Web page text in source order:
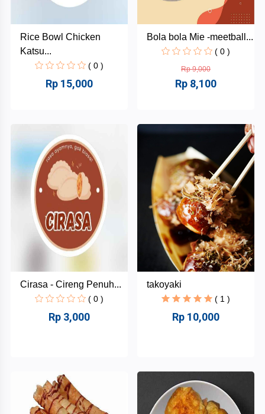
Rice Bowl Chicken
Katsu...
( 0 )
Rp 15,000
Bola bola Mie -meetball...
( 0 )
Rp 9,000
Rp 8,100
Cirasa - Cireng Penuh...
( 0 )
Rp 3,000
takoyaki
( 1 )
Rp 10,000